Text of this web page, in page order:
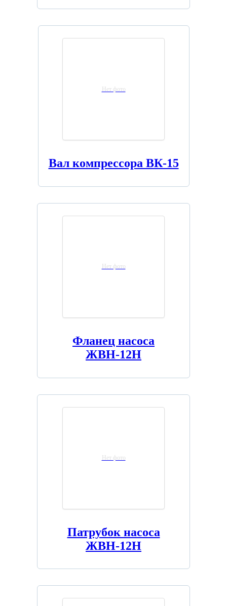
Нет фото
Вал компрессора ВК-15
Нет фото
Фланец насоса
ЖВН-12Н
Нет фото
Патрубок насоса
ЖВН-12Н